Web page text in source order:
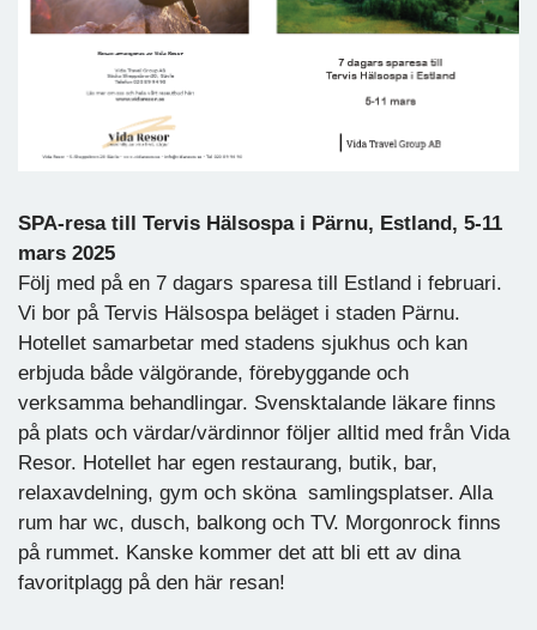
SPA-resa till Tervis Hälsospa i Pärnu, Estland, 5-11
mars 2025
Följ med på en 7 dagars sparesa till Estland i februari.
Vi bor på Tervis Hälsospa beläget i staden Pärnu.
Hotellet samarbetar med stadens sjukhus och kan
erbjuda både välgörande, förebyggande och
verksamma behandlingar. Svensktalande läkare finns
på plats och värdar/värdinnor följer alltid med från Vida
Resor. Hotellet har egen restaurang, butik, bar,
relaxavdelning, gym och sköna samlingsplatser. Alla
rum har wc, dusch, balkong och TV. Morgonrock finns
på rummet. Kanske kommer det att bli ett av dina
favoritplagg på den här resan!